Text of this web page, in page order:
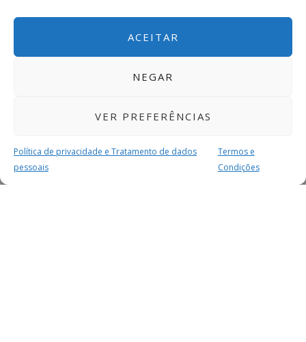
ACEITAR
NEGAR
VER PREFERÊNCIAS
Política de privacidade e Tratamento de dados
pessoais
Termos e
Condições